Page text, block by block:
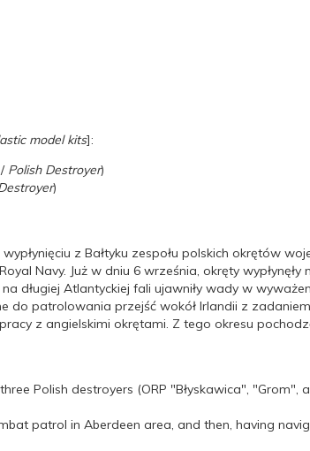
model kits]:
Polish Destroyer)
)
z Bałtyku zespołu polskich okrętów
Navy. Już w dniu 6 września, okręty
na długiej Atlantyckiej fali ujawniły wady w
do patrolowania przejść wokół Irlandii z
z angielskimi okrętami. Z tego okresu
Polish destroyers (ORP "Błyskawica",
patrol in Aberdeen area, and then, having